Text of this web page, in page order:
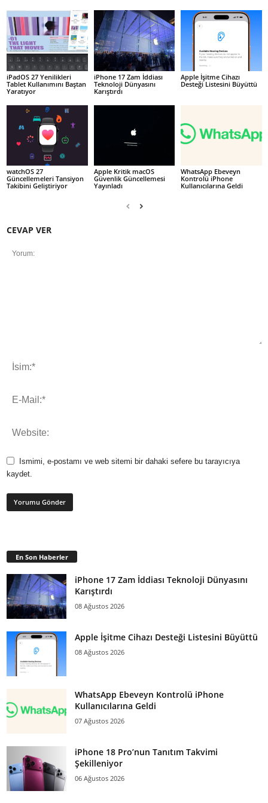
iPadOS 27 Yenilikleri
Tablet Kullanımını Baştan
Yaratıyor
iPhone 17 Zam İddiası
Teknoloji Dünyasını
Karıştırdı
Apple İşitme Cihazı
Desteği Listesini Büyüttü
watchOS 27
Güncellemeleri Tansiyon
Takibini Geliştiriyor
Apple Kritik macOS
Güvenlik Güncellemesi
Yayınladı
WhatsApp Ebeveyn
Kontrolü iPhone
Kullanıcılarına Geldi
CEVAP VER
Ismimi, e-postamı ve web sitemi bir dahaki sefere bu tarayıcıya
kaydet.
En Son Haberler
iPhone 17 Zam İddiası Teknoloji Dünyasını
Karıştırdı
08 Ağustos 2026
Apple İşitme Cihazı Desteği Listesini Büyüttü
08 Ağustos 2026
WhatsApp Ebeveyn Kontrolü iPhone
Kullanıcılarına Geldi
07 Ağustos 2026
iPhone 18 Pro’nun Tanıtım Takvimi
Şekilleniyor
06 Ağustos 2026